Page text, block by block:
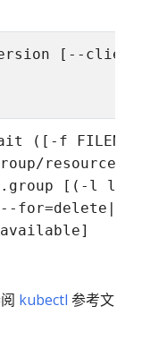
[--
([-f
[(-l
kubectl 参考文